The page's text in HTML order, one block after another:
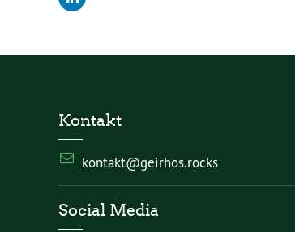
Kontakt
kontakt@geirhos.rocks
Social Media